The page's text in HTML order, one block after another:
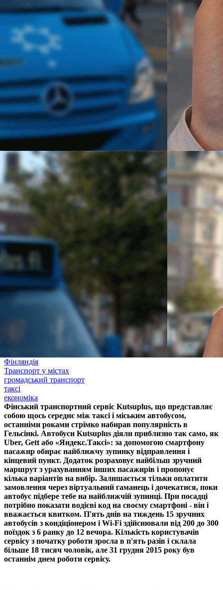
Фінляндія
Транспорт у містах
громадський транспорт
таксі
економіка
Фінський транспортний сервіс Kutsuplus, що представляє
собою щось середнє між таксі і міським автобусом,
останніми роками стрімко набирав популярність в
Гельсінкі. Автобуси Kutsuplus діяли приблизно так само, як
Uber, Gett або «Яндекс.Таксі»: за допомогою смартфону
пасажир обирає найближчу зупинку відправлення і
кінцевий пункт. Додаток розраховує найбільш зручний
маршрут з урахуванням інших пасажирів і пропонує
кілька варіантів на вибір. Залишається тільки оплатити
замовлення через віртуальний гаманець і дочекатися, поки
автобус підбере тебе на найближчій зупинці. При посадці
потрібно показати водієві код на своєму смартфоні - він і
вважається квитком. П'ять днів на тиждень 15 зручних
автобусів з кондіціонером і Wi-Fi здійснювали від 200 до 300
поїздок з 6 ранку до 12 вечора. Кількість користувачів
сервісу з початку роботи зросла в п'ять разів і склала
більше 18 тисяч чоловік, але 31 грудня 2015 року був
останнім днем ​​роботи сервісу.